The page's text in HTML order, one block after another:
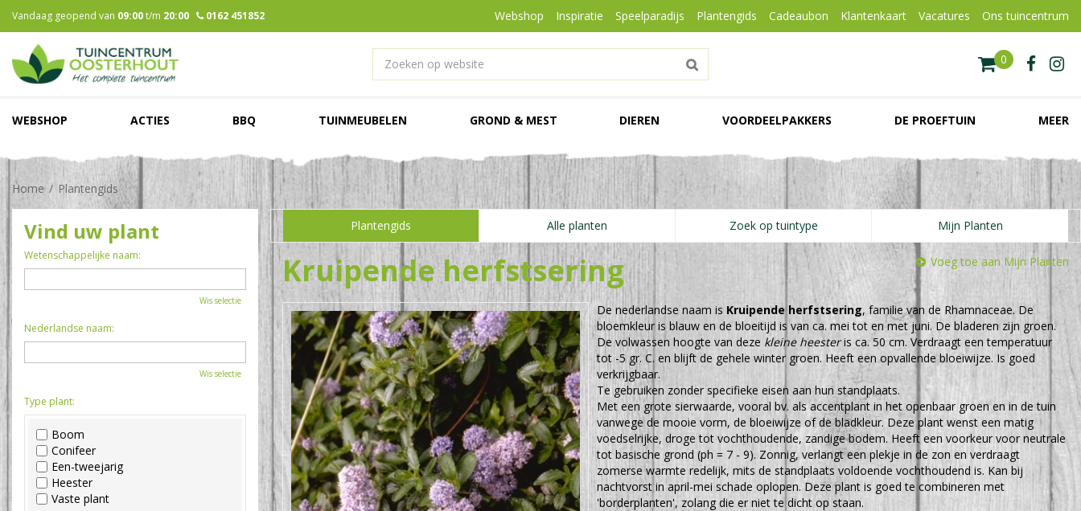
naar
Home Plantengids
Vandaag geopend van 09:00t/m 20:00 0162 451852 Webshop Inspiratie Speelparadijs Plantengids Cadeaubon Klantenkaart Vacatures Ons tuincentrum
WEBSHOP ACTIES BBQ TUINMEUBELEN GROND & MEST DIEREN VOORDEELPAKKERS DE PROEFTUIN MEER
Plantengids Alle planten Zoek op tuintype Mijn Planten
Kruipende herfstsering Voeg toe aan Mijn Planten
De nederlandse naam is Kruipende herfstsering, familie van de Rhamnaceae. De
bloemkleur is blauw en de bloeitijd is van ca. mei tot en met juni. De bladeren zijn groen.
De volwassen hoogte van deze kleine heesteris ca. 50 cm. Verdraagt een temperatuur
tot -5 gr. C. en blijft de gehele winter groen. Heeft een opvallende bloeiwijze. Is goed
verkrijgbaar.
Te gebruiken zonder specifieke eisen aan hun standplaats.
Met een grote sierwaarde, vooral bv. als accentplant in het openbaar groen en in de tuin
vanwege de mooie vorm, de bloeiwijze of de bladkleur. Deze plant wenst een matig
voedselrijke, droge tot vochthoudende, zandige bodem. Heeft een voorkeur voor neutrale
tot basische grond (ph = 7 - 9). Zonnig, verlangt een plekje in de zon en verdraagt
zomerse warmte redelijk, mits de standplaats voldoende vochthoudend is. Kan bij
nachtvorst in april-mei schade oplopen. Deze plant is goed te combineren met
'borderplanten', zolang die er niet te dicht op staan.
Vind uw plant
Wetenschappelijke naam:
Wis selectie
Nederlandse naam:
Wis selectie
Type plant:
Boom
Conifeer
Een-tweejarig
Heester
Vaste plant